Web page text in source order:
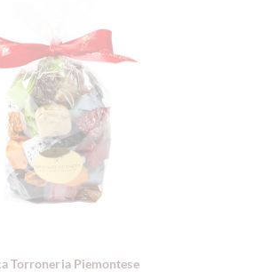
Torroneria Piemontese